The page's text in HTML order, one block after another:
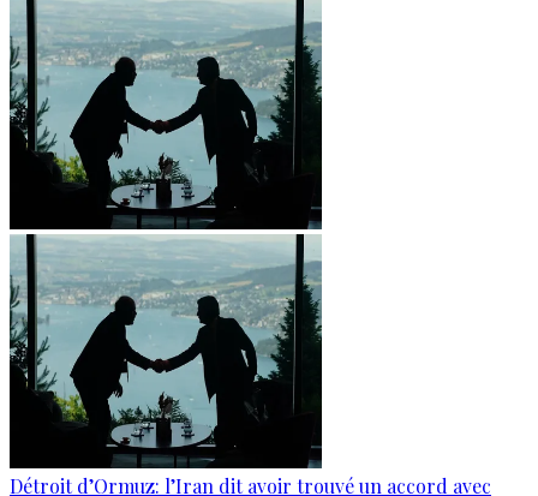
Détroit d’Ormuz: l’Iran dit avoir trouvé un accord avec